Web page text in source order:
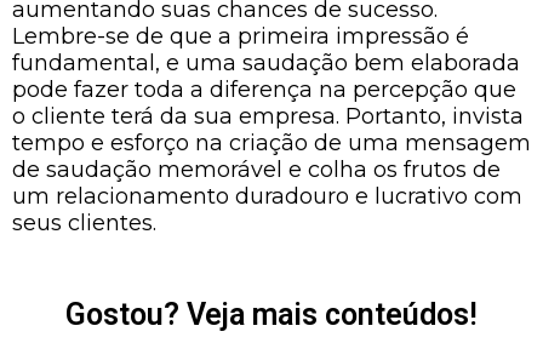
aumentando suas chances de sucesso.
Lembre-se de que a primeira impressão é
fundamental, e uma saudação bem elaborada
pode fazer toda a diferença na percepção que
o cliente terá da sua empresa. Portanto, invista
tempo e esforço na criação de uma mensagem
de saudação memorável e colha os frutos de
um relacionamento duradouro e lucrativo com
seus clientes.
Gostou? Veja mais conteúdos!